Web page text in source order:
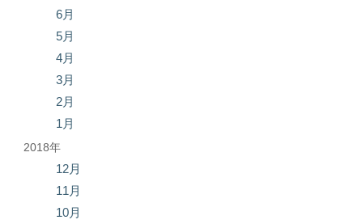
6月
5月
4月
3月
2月
1月
2018年
12月
11月
10月